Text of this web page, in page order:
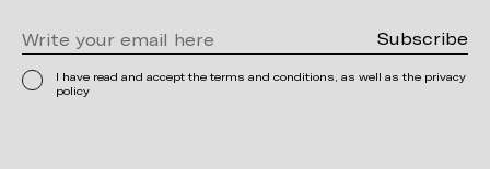
I have read and accept the terms and conditions, as well as the privacy
policy